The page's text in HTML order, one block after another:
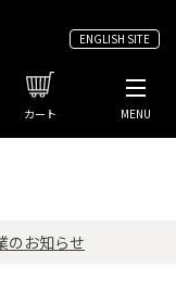
ENGLISH SITE
カート MENU
のお知らせ